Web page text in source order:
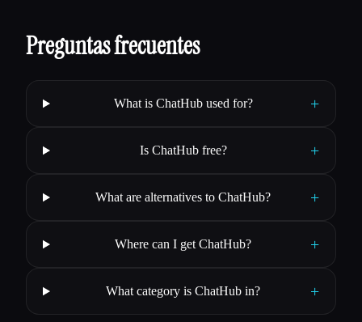
Preguntas frecuentes
What is ChatHub used for? +
Is ChatHub free? +
What are alternatives to ChatHub? +
Where can I get ChatHub? +
What category is ChatHub in? +